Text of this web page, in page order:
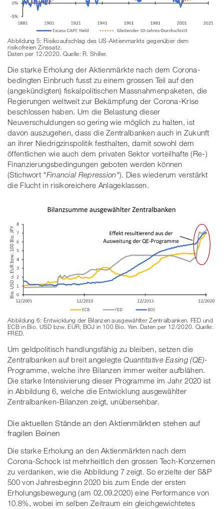
Abbildung 5: Risikoaufschlag des US-Aktienmarkts gegenüber dem
risikofreien Zinssatz.
Daten per 12/2020. Quelle: R. Shiller.
Die starke Erholung der Aktienmärkte nach dem Corona-
bedingten Einbruch fusst zu einem grossen Teil auf den
(angekündigten) fiskalpolitischen Massnahmenpaketen, die
Regierungen weltweit zur Bekämpfung der Corona-Krise
beschlossen haben. Um die Belastung dieser
Neuverschuldungen so gering wie möglich zu halten, ist
davon auszugehen, dass die Zentralbanken auch in Zukunft
an ihrer Niedrigzinspolitik festhalten, damit sowohl dem
öffentlichen wie auch dem privaten Sektor vorteilhafte (Re-)
Finanzierungsbedingungen geboten werden können
(Stichwort "Financial Repression"). Dies wiederum verstärkt
die Flucht in risikoreichere Anlageklassen.
Abbildung 6: Entwicklung der Bilanzen ausgewählter Zentralbanken. FED und
ECB in Bio. USD bzw. EUR; BOJ in 100 Bio. Yen. Daten per 12/2020. Quelle:
FRED.
Um geldpolitisch handlungsfähig zu bleiben, setzen die
Zentralbanken auf breit angelegteQuantitative Easing (QE)-
Programme, welche ihre Bilanzen immer weiter aufblähen.
Die starke Intensivierung dieser Programme im Jahr 2020 ist
in Abbildung 6, welche die Entwicklung ausgewählter
Zentralbanken-Bilanzen zeigt, unübersehbar.
Die aktuellen Stände an den Aktienmärkten stehen auf
fragilen Beinen
Die starke Erholung an den Aktienmärkten nach dem
Corona-Schock ist mehrheitlich den grossen Tech-Konzernen
zu verdanken, wie die Abbildung 7 zeigt. So erzielte der S&P
500 von Jahresbeginn 2020 bis zum Ende der ersten
Erholungsbewegung (am 02.09.2020) eine Performance von
10.8%, wobei im selben Zeitraum ein gleichgewichtetes